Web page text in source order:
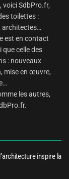
voici SdbPro.fr,
toilettes :
architectes…
est en contact
que celle des
: nouveaux
mise en œuvre,
les autres,
inspire la